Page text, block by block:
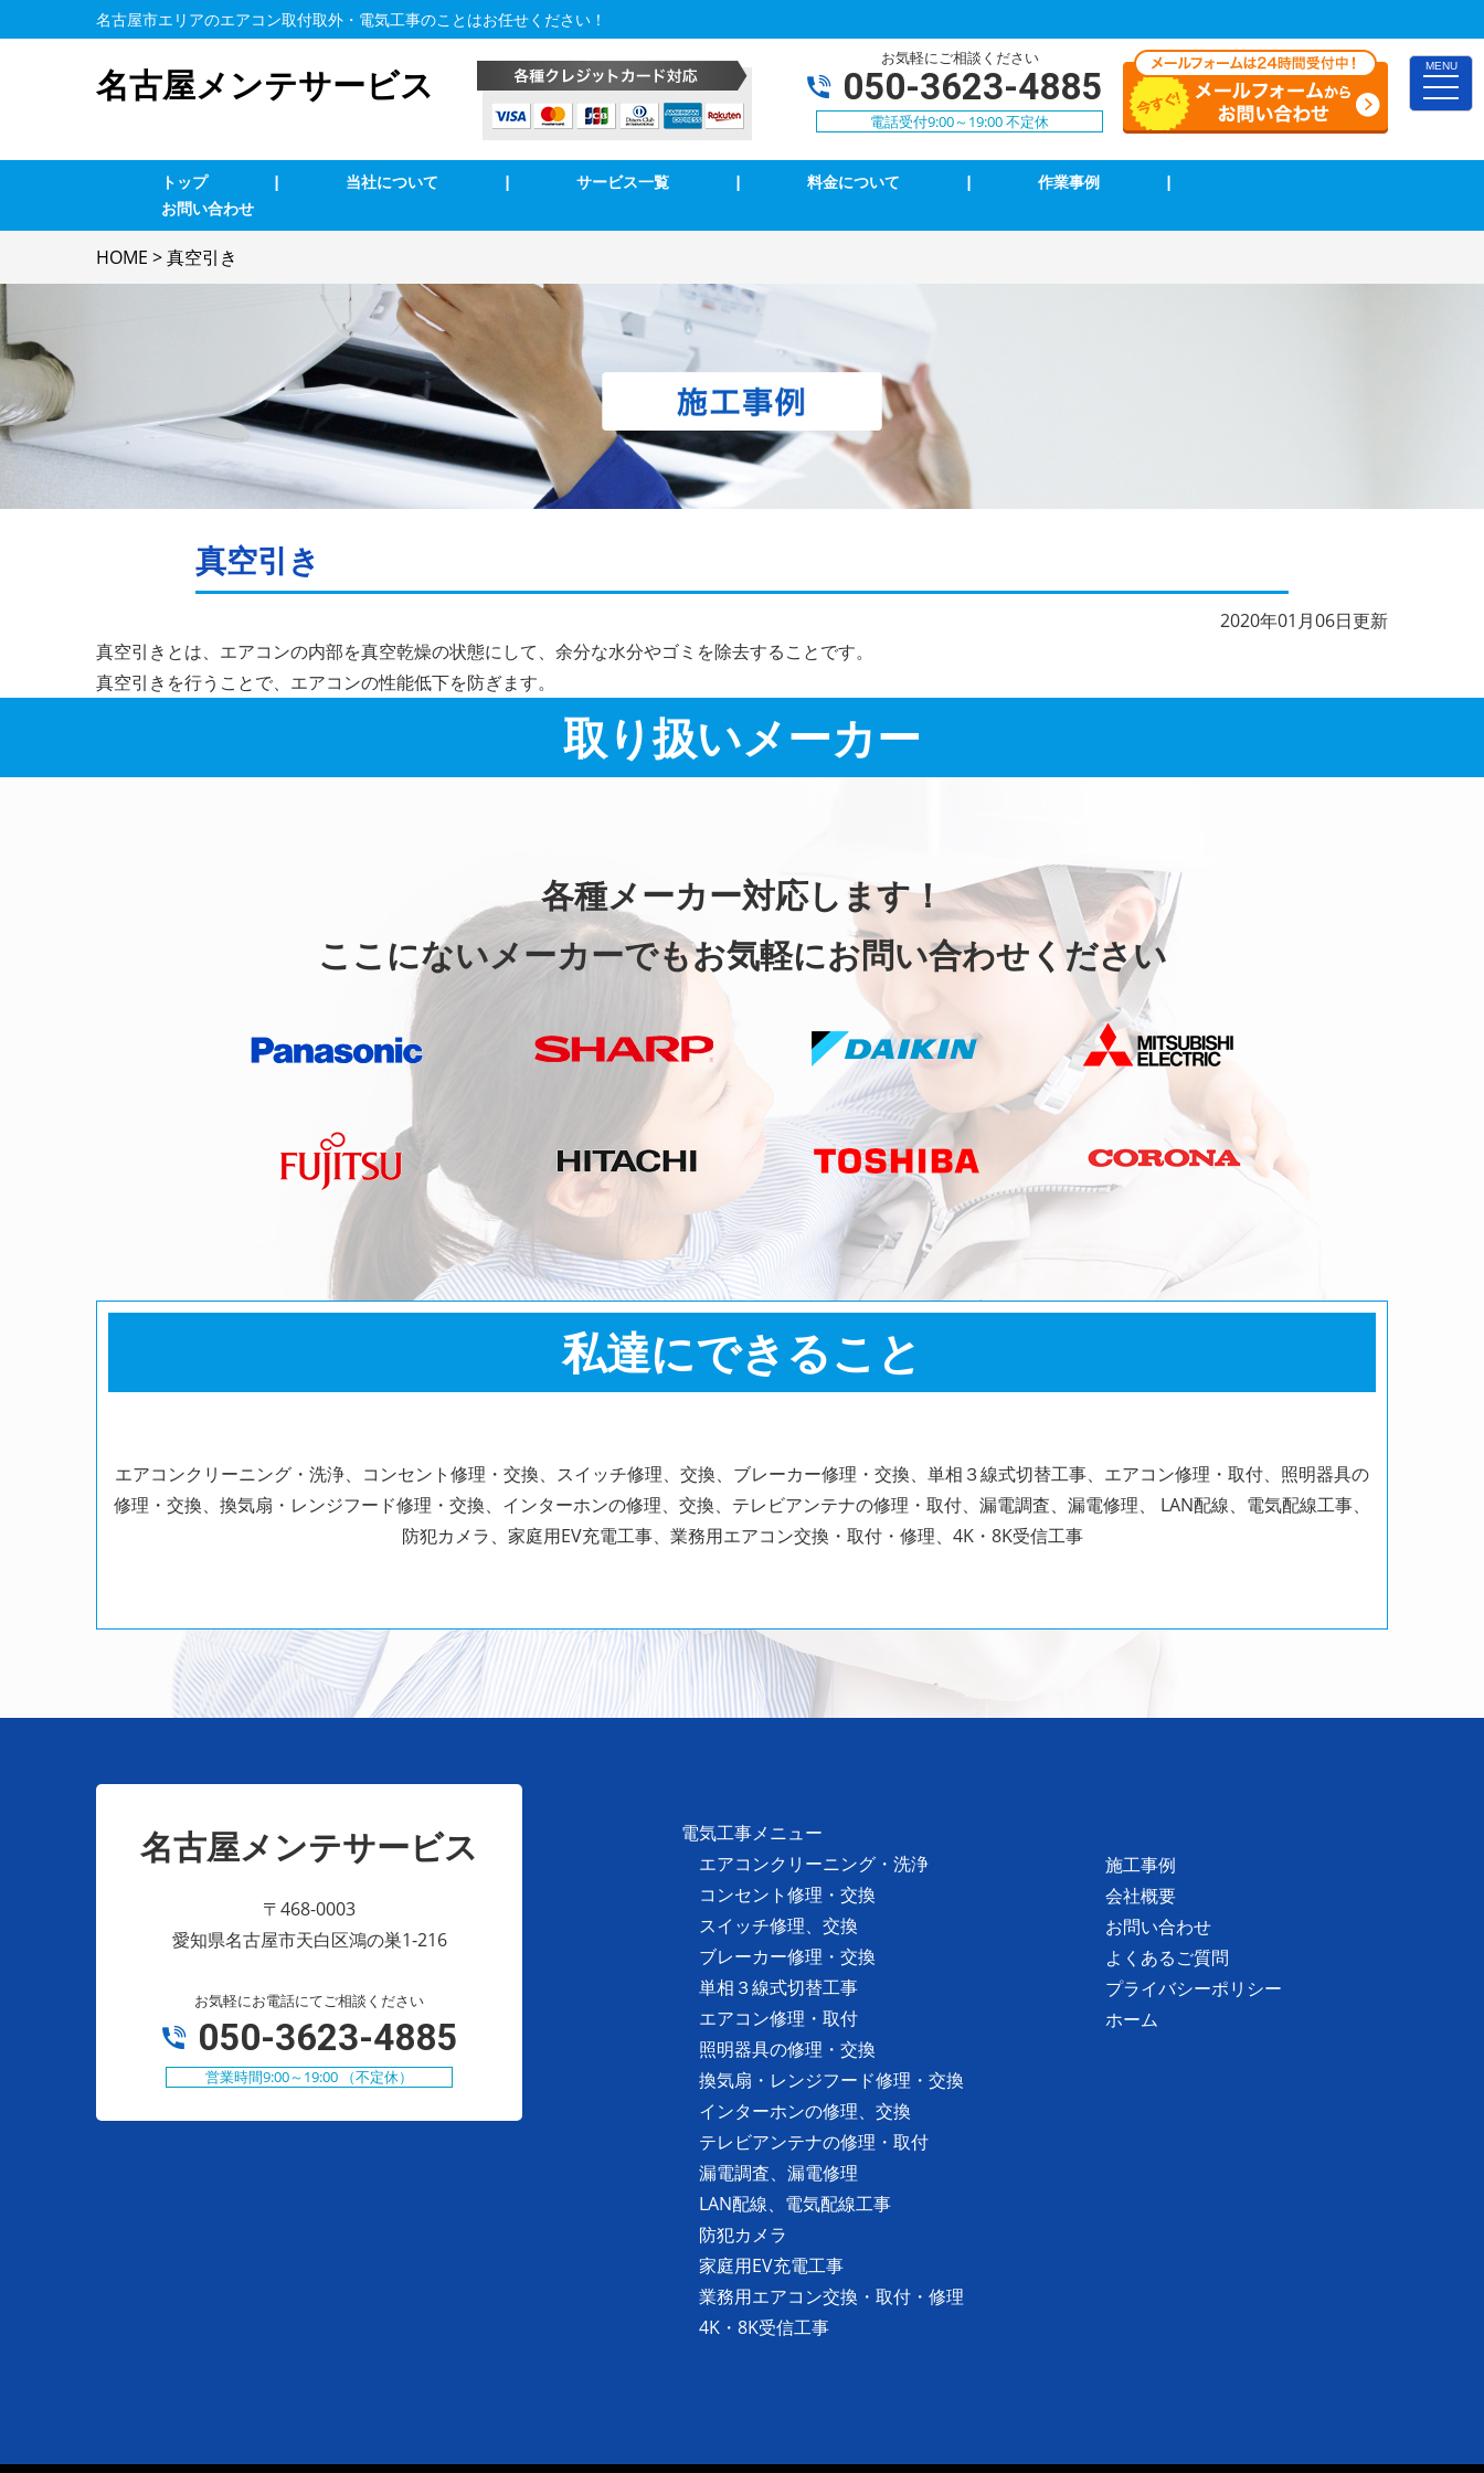
MENU
toggle
名古屋市エリアのエアコン取付取外・電気工事のことはお任せください！
名古屋メンテサービス
お気軽にご相談ください
050-3623-4885
電話受付9:00～19:00 不定休
トップ | 当社について | サービス一覧
業務用エアコン交換・取付・修理 エアコンクリーニング エアコン修理・取付
TVアンテナ修理・取付
インターホン修理・取付
ブレーカー修理・取付
単相３線式切替工事 換気扇等修理・取付
防犯カメラ
| 料金について | 作業事例
|
お問い合わせ
HOME >真空引き
真空引き
2020年01月06日更新
真空引きとは、エアコンの内部を真空乾燥の状態にして、余分な水分やゴミを除去することです。
真空引きを行うことで、エアコンの性能低下を防ぎます。
取り扱いメーカー
各種メーカー対応します！
ここにないメーカーでもお気軽にお問い合わせください
私達にできること
エアコンクリーニング・洗浄、コンセント修理・交換、スイッチ修理、交換、ブレーカー修理・交換、単相３線式切替工事、エアコン修理・取付、照明器具の
修理・交換、換気扇・レンジフード修理・交換、インターホンの修理、交換、テレビアンテナの修理・取付、漏電調査、漏電修理、 LAN配線、電気配線工事、
防犯カメラ、家庭用EV充電工事、業務用エアコン交換・取付・修理、4K・8K受信工事
名古屋メンテサービス
〒468-0003
愛知県名古屋市天白区鴻の巣1-216
お気軽にお電話にてご相談ください
050-3623-4885
営業時間9:00～19:00 （不定休）
電気工事メニュー
エアコンクリーニング・洗浄
コンセント修理・交換
スイッチ修理、交換
ブレーカー修理・交換
単相３線式切替工事
エアコン修理・取付
照明器具の修理・交換
換気扇・レンジフード修理・交換
インターホンの修理、交換
テレビアンテナの修理・取付
漏電調査、漏電修理
LAN配線、電気配線工事
防犯カメラ
家庭用EV充電工事
業務用エアコン交換・取付・修理
4K・8K受信工事
施工事例
会社概要
お問い合わせ
よくあるご質問
プライバシーポリシー
ホーム